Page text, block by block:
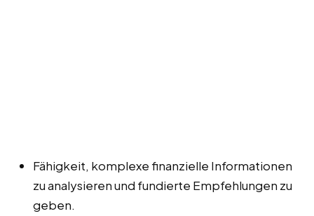
Fähigkeit, komplexe finanzielle Informationen
zu analysieren und fundierte Empfehlungen zu
geben.